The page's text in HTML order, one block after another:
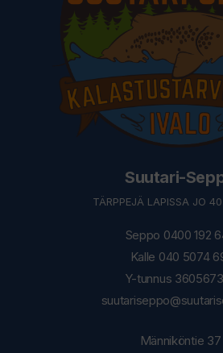
Suutari-
TÄRPPEJÄ LAPISSA JO
Seppo 0400 192
Kalle 040 5074
Y-tunnus
Männiköntie 37